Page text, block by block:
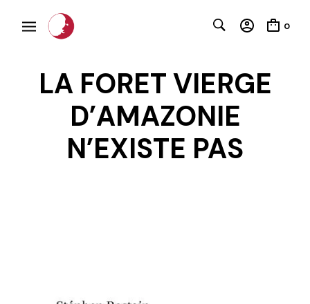
0
LA FORET VIERGE
D’AMAZONIE
N’EXISTE PAS